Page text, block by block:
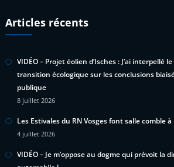
Articles récents
VIDÉO – Projet éolien d’Isches : J’ai interpellé
transition écologique sur les conclusions
publique
8 juillet 2026
Les Estivales du RN Vosges font salle comble à
4 juillet 2026
VIDÉO – Je m’oppose au dogme qui prévoit la